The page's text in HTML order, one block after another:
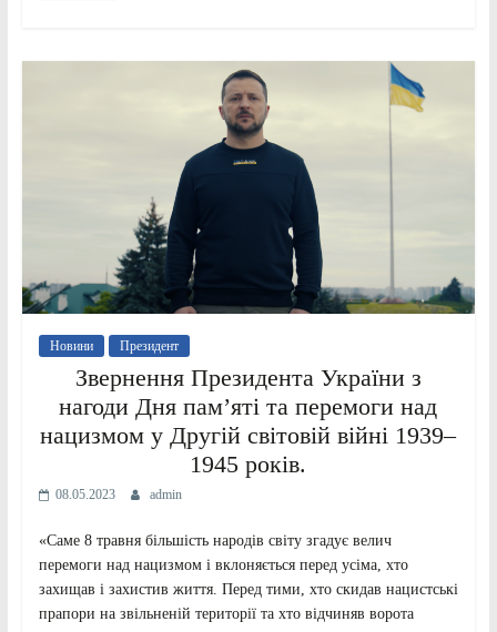
Новини Президент
Звернення Президента України з
нагоди Дня пам’яті та перемоги над
нацизмом у Другій світовій війні 1939–
1945 років.
08.05.2023 admin
«Саме 8 травня більшість народів світу згадує велич
перемоги над нацизмом і вклоняється перед усіма, хто
захищав і захистив життя. Перед тими, хто скидав нацистські
прапори на звільненій території та хто відчиняв ворота